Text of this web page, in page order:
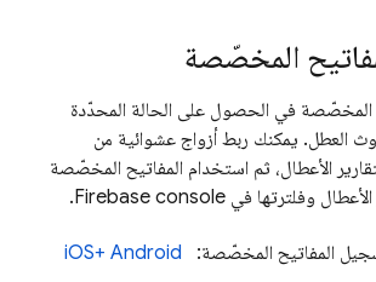
المخصّصة
المخصّصة في الحصول على الحالة المحدّدة
العطل. يمكنك ربط أزواج عشوائية من
الأعطال، ثم استخدام المفاتيح المخصّصة
وفلترتها في
Firebase console.
المفاتيح المخصّصة: iOS+ Android